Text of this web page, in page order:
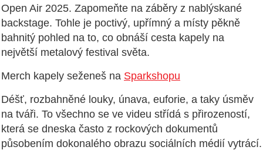
Open Air 2025. Zapomeňte na záběry z nablýskané
backstage. Tohle je poctivý, upřímný a místy pěkně
bahnitý pohled na to, co obnáší cesta kapely na
největší metalový festival světa.
Merch kapely seženeš na Sparkshopu
Déšť, rozbahněné louky, únava, euforie, a taky úsměv
na tváři. To všechno se ve videu střídá s přirozeností,
která se dneska často z rockových dokumentů
působením dokonalého obrazu sociálních médií vytrácí.